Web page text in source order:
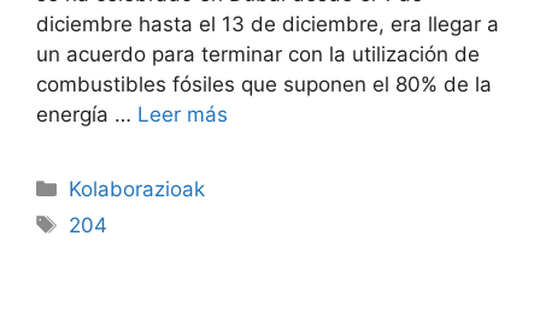
diciembre hasta el 13 de diciembre, era llegar a
un acuerdo para terminar con la utilización de
combustibles fósiles que suponen el 80% de la
energía … Leer más
Kolaborazioak
204